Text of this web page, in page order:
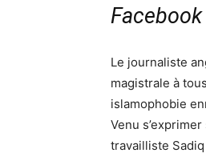
Le journaliste
magistrale à
islamophobie
Venu
travailliste